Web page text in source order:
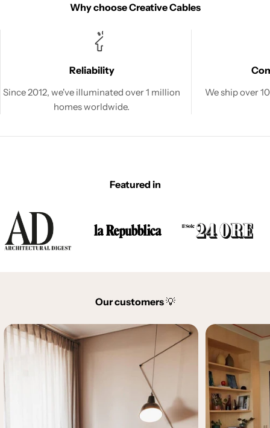
Why choose Creative Cables
Reliability
Since 2012, we've illuminated over 1 million
homes worldwide.
We ship over
Featured in
Our customers💡